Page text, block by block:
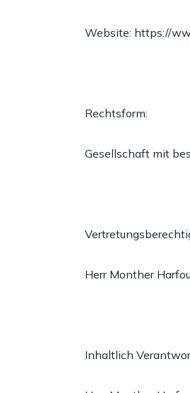
Website: https://
Rechtsform:
Gesellschaft mit
Herr Monther
Inhaltlich